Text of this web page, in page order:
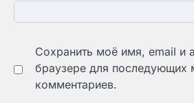
Сохранить моё имя, email и
браузере для последующих
комментариев.